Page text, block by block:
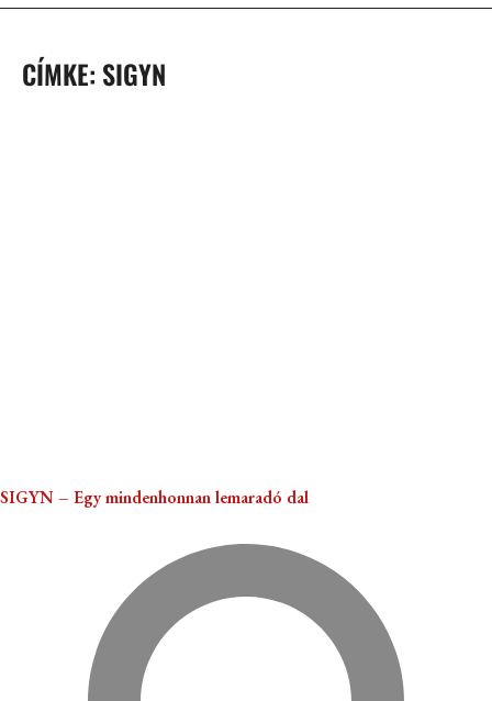
CÍMKE: SIGYN
SIGYN – Egy mindenhonnan lemaradó dal